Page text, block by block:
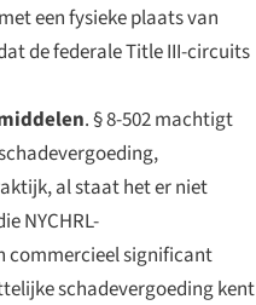
een fysieke plaats van
de federale Title III-circuits
. § 8-502 machtigt
al staat het er niet
NYCHRL-
commercieel significant
schadevergoeding kent